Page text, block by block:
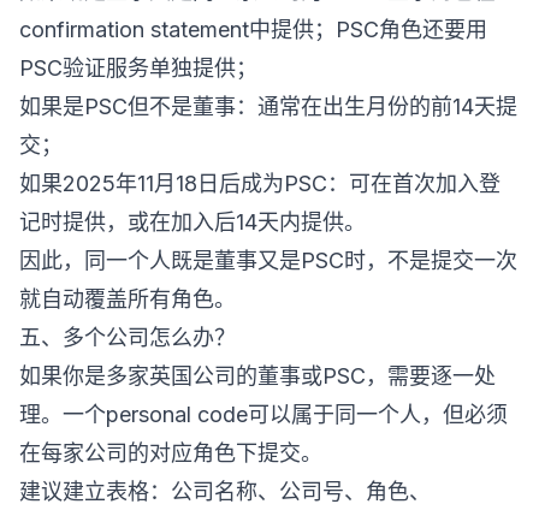
confirmation statement中提供；PSC角色还要用
PSC验证服务单独提供；
如果是PSC但不是董事：通常在出生月份的前14天提
交；
如果2025年11月18日后成为PSC：可在首次加入登
记时提供，或在加入后14天内提供。
因此，同一个人既是董事又是PSC时，不是提交一次
就自动覆盖所有角色。
五、多个公司怎么办？
如果你是多家英国公司的董事或PSC，需要逐一处
理。一个personal code可以属于同一个人，但必须
在每家公司的对应角色下提交。
建议建立表格：公司名称、公司号、角色、